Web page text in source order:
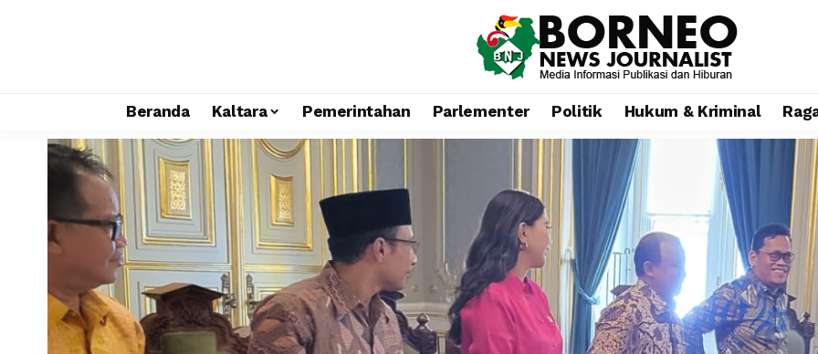
Beranda Kaltara Pemerintahan Parlementer Politik Hukum & Kriminal